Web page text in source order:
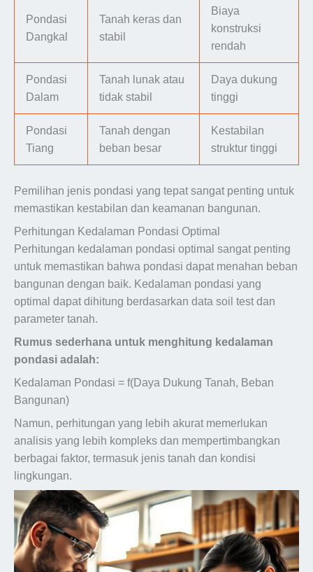
Pondasi
Dangkal
Tanah keras dan
stabil
Biaya
konstruksi
rendah
Pondasi
Dalam
Tanah lunak atau
tidak stabil
Daya dukung
tinggi
Pondasi
Tiang
Tanah dengan
beban besar
Kestabilan
struktur tinggi
Pemilihan jenis pondasi yang tepat sangat penting untuk
memastikan kestabilan dan keamanan bangunan.
Perhitungan Kedalaman Pondasi Optimal
Perhitungan kedalaman pondasi optimal sangat penting
untuk memastikan bahwa pondasi dapat menahan beban
bangunan dengan baik. Kedalaman pondasi yang
optimal dapat dihitung berdasarkan data soil test dan
parameter tanah.
Rumus sederhana untuk menghitung kedalaman
pondasi adalah:
Kedalaman Pondasi = f(Daya Dukung Tanah, Beban
Bangunan)
Namun, perhitungan yang lebih akurat memerlukan
analisis yang lebih kompleks dan mempertimbangkan
berbagai faktor, termasuk jenis tanah dan kondisi
lingkungan.